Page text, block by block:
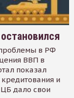
в РФ
ВВП в
показал
и
ЦБ дало свои